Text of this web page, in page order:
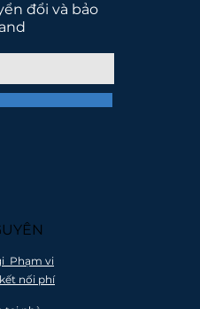
lai tốt
Tất cả các sản
đổi và bảo
Phạm vi
nối phí